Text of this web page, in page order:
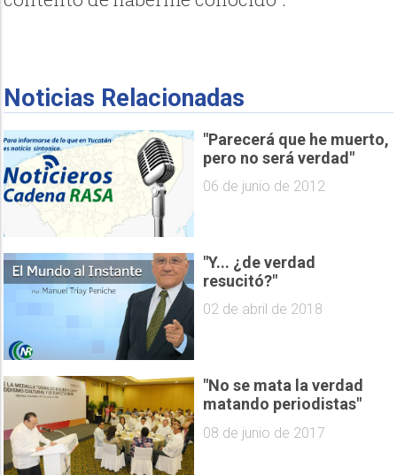
Noticias Relacionadas
"Parecerá que he muerto,
pero no será verdad"
06 de junio de 2012
"Y... ¿de verdad
resucitó?"
02 de abril de 2018
"No se mata la verdad
matando periodistas"
08 de junio de 2017